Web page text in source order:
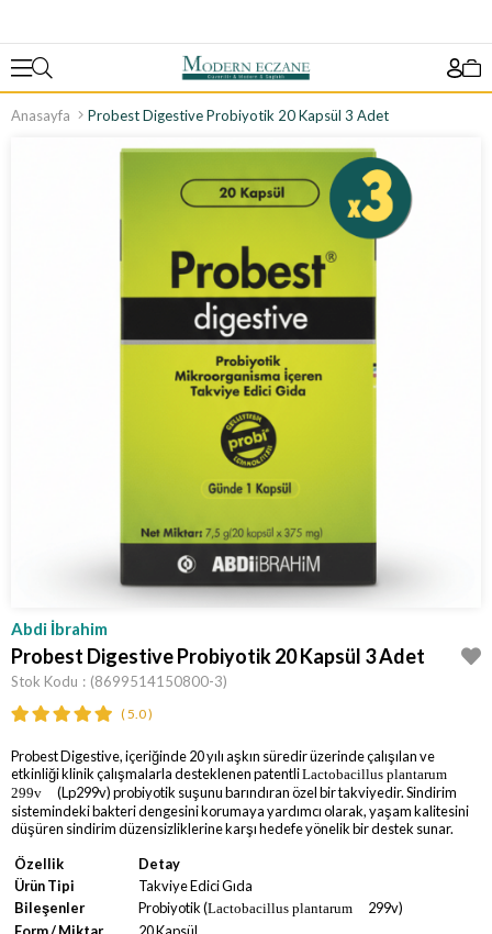
Anasayfa Probest Digestive Probiyotik 20 Kapsül 3 Adet
Abdi İbrahim
Probest Digestive Probiyotik 20 Kapsül 3 Adet
Stok Kodu (8699514150800-3)
5.0
Probest Digestive, içeriğinde 20 yılı aşkın süredir üzerinde çalışılan ve
etkinliği klinik çalışmalarla desteklenen patentliLactobacillus plantarum
299v
(Lp299v) probiyotik suşunu barındıran özel bir takviyedir. Sindirim
sistemindeki bakteri dengesini korumaya yardımcı olarak, yaşam kalitesini
düşüren sindirim düzensizliklerine karşı hedefe yönelik bir destek sunar.
Özellik
Detay
Ürün Tipi
Takviye Edici Gıda
Bileşenler
Probiyotik (Lactobacillus plantarum
299v)
Form / Miktar
20 Kapsül